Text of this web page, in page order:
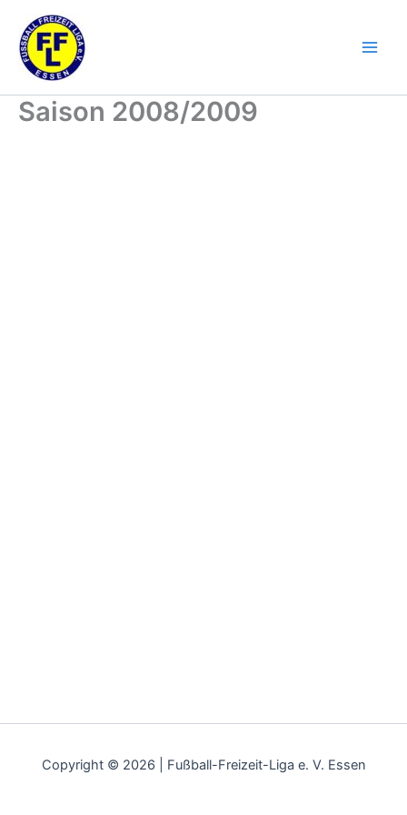
Inhalt
springen
Saison 2008/2009
Copyright © 2026 | Fußball-Freizeit-Liga e. V. Essen